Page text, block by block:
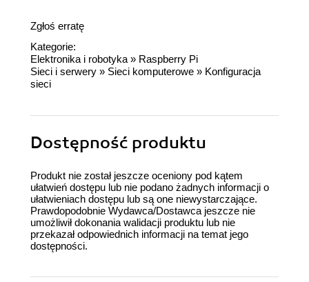
Zgłoś erratę
Kategorie:
Elektronika i robotyka » Raspberry Pi
Sieci i serwery » Sieci komputerowe » Konfiguracja
sieci
Dostępność produktu
Produkt nie został jeszcze oceniony pod kątem
ułatwień dostępu lub nie podano żadnych informacji o
ułatwieniach dostępu lub są one niewystarczające.
Prawdopodobnie Wydawca/Dostawca jeszcze nie
umożliwił dokonania walidacji produktu lub nie
przekazał odpowiednich informacji na temat jego
dostępności.